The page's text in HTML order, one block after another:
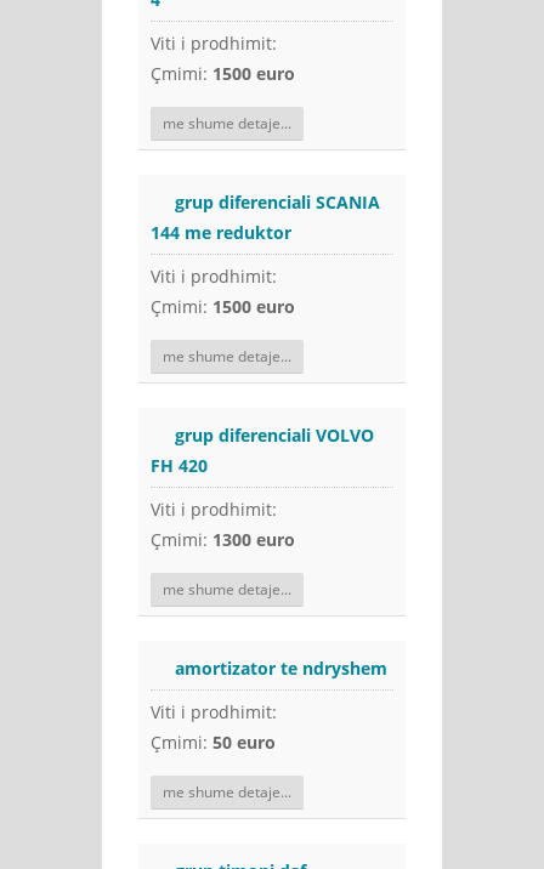
Viti i prodhimit:
Çmimi: 1500 euro
me shume detaje...
grup diferenciali SCANIA
144 me reduktor
Viti i prodhimit:
Çmimi: 1500 euro
me shume detaje...
grup diferenciali VOLVO
FH 420
Viti i prodhimit:
Çmimi: 1300 euro
me shume detaje...
amortizator te ndryshem
Viti i prodhimit:
Çmimi: 50 euro
me shume detaje...